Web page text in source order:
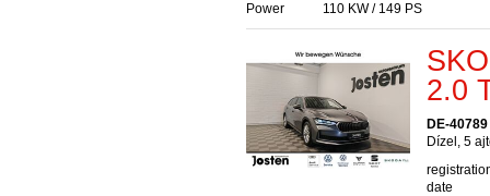
Power
110 KW / 149 PS
2.0
DE-
Dízel, 5
date